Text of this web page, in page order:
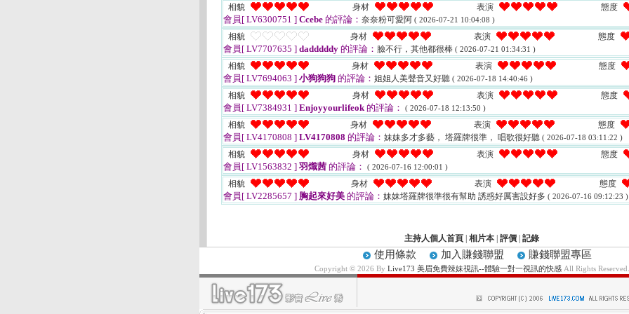
相貌 身材 表演 態度
會員[ LV6300751 ] Ccebe 的評論： 奈奈粉可愛阿 ( 2026-07-21 10:04:08 )
相貌 身材 表演 態度
會員[ LV7707635 ] dadddddy 的評論： 臉不行，其他都很棒 ( 2026-07-21 01:34:31 )
相貌 身材 表演 態度
會員[ LV7694063 ] 小狗狗狗 的評論： 姐姐人美聲音又好聽 ( 2026-07-18 14:40:46 )
相貌 身材 表演 態度
會員[ LV7384931 ] Enjoyyourlifeok的評論： ( 2026-07-18 12:13:50 )
相貌 身材 表演 態度
會員[ LV4170808 ] LV4170808 的評論： 妹妹多才多藝， 塔羅牌很準， 唱歌很好聽 ( 2026-07-18 03:11:22 )
相貌 身材 表演 態度
會員[ LV1563832 ] 羽熾茜 的評論： ( 2026-07-16 12:00:01 )
相貌 身材 表演 態度
會員[ LV2285657 ] 胸起來好美 的評論： 妹妹塔羅牌很準很有幫助 誘惑好厲害設好多 ( 2026-07-16 09:12:23 )
主持人個人首頁 相片本 評價 記錄
使用條款 加入賺錢聯盟 賺錢聯盟專區
Copyright © 2026 By Live173 美眉免費辣妹視訊--體驗一對一視訊的快感All Rights Reserved.